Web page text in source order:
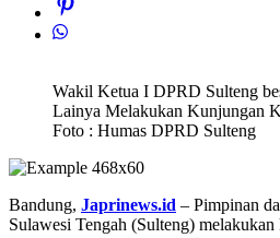
Wakil Ketua I DPRD Sulteng
Lainya Melakukan Kunjungan
Foto : Humas DPRD Sulteng
Bandung, Japrinews.id – Pimpinan
Sulawesi Tengah (Sulteng)